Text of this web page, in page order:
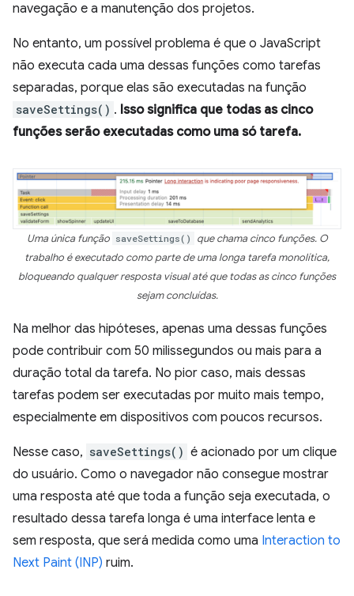
navegação e a manutenção dos projetos.
No entanto, um possível problema é que o JavaScript
não executa cada uma dessas funções como tarefas
separadas, porque elas são executadas na função
saveSettings() . Isso significa que todas as cinco
funções serão executadas como uma só tarefa.
Uma única função saveSettings()
que chama cinco funções. O
trabalho é executado como parte de uma longa tarefa monolítica,
bloqueando qualquer resposta visual até que todas as cinco funções
sejam concluídas.
Na melhor das hipóteses, apenas uma dessas funções
pode contribuir com 50 milissegundos ou mais para a
duração total da tarefa. No pior caso, mais dessas
tarefas podem ser executadas por muito mais tempo,
especialmente em dispositivos com poucos recursos.
Nesse caso, saveSettings() é acionado por um clique
do usuário. Como o navegador não consegue mostrar
uma resposta até que toda a função seja executada, o
resultado dessa tarefa longa é uma interface lenta e
sem resposta, que será medida como uma Interaction to
Next Paint (INP) ruim.